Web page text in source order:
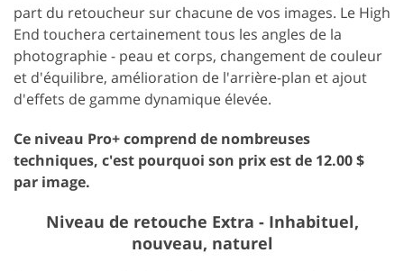
part du retoucheur sur chacune de vos images. Le High
End touchera certainement tous les angles de la
photographie - peau et corps, changement de couleur
et d'équilibre, amélioration de l'arrière-plan et ajout
d'effets de gamme dynamique élevée.
Ce niveau Pro+ comprend de nombreuses
techniques, c'est pourquoi son prix est de 12.00 $
par image.
Niveau de retouche Extra - Inhabituel,
nouveau, naturel